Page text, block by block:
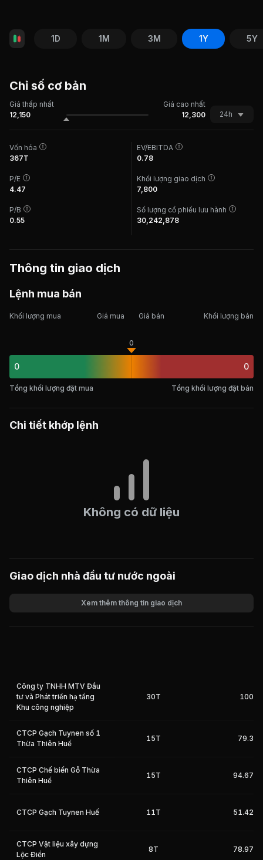
1D 1M 3M 1Y 5Y
Chỉ số cơ bản
Giá thấp nhất
Giá cao nhất
12,150
12,300 24h
Vốn hóa
367T
P/E
4.47
P/B
0.55
EV/EBITDA
0.78
Khối lượng giao dịch
7,800
Số lượng cổ phiếu lưu hành
30,242,878
Thông tin giao dịch
Lệnh mua bán
Khối lượng mua Giá mua Giá bán Khối lượng bán
0
0
0
Tổng khối lượng đặt mua Tổng khối lượng đặt bán
Chi tiết khớp lệnh
Không có dữ liệu
Giao dịch nhà đầu tư nước ngoài
Xem thêm thông tin giao dịch
Công ty TNHH MTV Đầu
tư và Phát triển hạ tầng
Khu công nghiệp
30T 100%
CTCP Gạch Tuynen số 1
Thừa Thiên Huế
15T 79.3%
CTCP Chế biến Gỗ Thừa
Thiên Huế
15T 94.67%
CTCP Gạch Tuynen Huế 11T 51.42%
CTCP Vật liệu xây dựng
Lộc Điền
8T 78.97%